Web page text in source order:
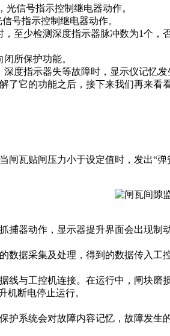
信号指示控制继电器动作。
号指示控制继电器动作。
少检测深度指示器脉冲数为1个，
所保护功能。
指示器失等故障时，显示仪记忆发
它的功能之后，接下来我们再来看看
瓦贴闸压力小于设定值时，发出“
器动作，显示器提升界面会出现制
采集及处理，得到的数据传入工
与工控机连接。在运行中，闸块磨
机断电停止运行。
系统会对故障内容记忆，故障发生